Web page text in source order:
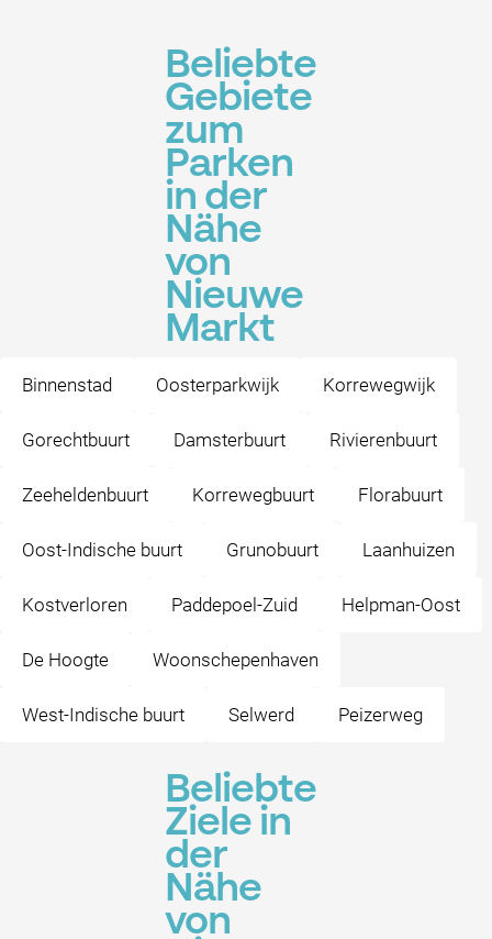
Beliebte
Gebiete
zum
Parken
in der
Nähe
von
Nieuwe
Markt
Binnenstad Oosterparkwijk Korrewegwijk
Gorechtbuurt Damsterbuurt Rivierenbuurt
Zeeheldenbuurt Korrewegbuurt Florabuurt
Oost-Indische buurt Grunobuurt Laanhuizen
Kostverloren Paddepoel-Zuid Helpman-Oost
De Hoogte Woonschepenhaven
West-Indische buurt Selwerd Peizerweg
Beliebte
Ziele in
der
Nähe
von